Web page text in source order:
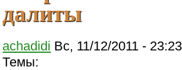
далиты
achadidi Вс, 11/12/2011 - 23:23
Темы: